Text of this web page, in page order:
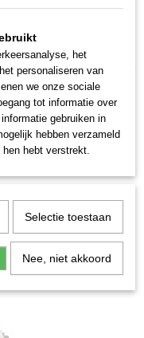
machinetap Dormer E500
het
personaliseren van
we onze sociale
tot informatie over
gebruiken in
hebben verzameld
hebt verstrekt.
Selectie toestaan
Nee, niet akkoord